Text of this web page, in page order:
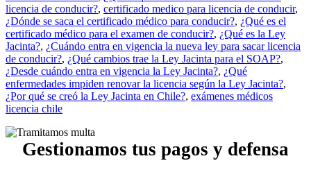
licencia de conducir?, certificado medico para licencia de conducir,
¿Dónde se saca el certificado médico para conducir?, ¿Qué es el
certificado médico para el examen de conducir?, ¿Qué es la Ley
Jacinta?, ¿Cuándo entra en vigencia la nueva ley para sacar licencia
de conducir?, ¿Qué cambios trae la Ley Jacinta para el SOAP?,
¿Desde cuándo entra en vigencia la Ley Jacinta?, ¿Qué
enfermedades impiden renovar la licencia según la Ley Jacinta?,
¿Por qué se creó la Ley Jacinta en Chile?, exámenes médicos
licencia chile
Gestionamos tus pagos y defensa